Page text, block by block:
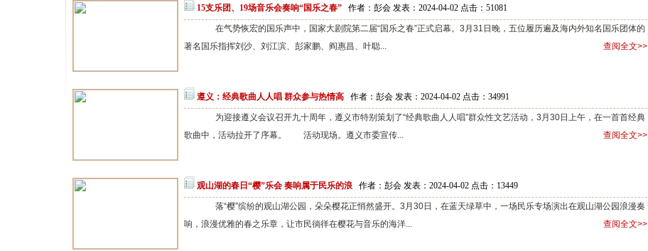
15支乐团、19场音乐会奏响“国乐之春” 作者：彭会 发表：2024-04-02 点击： 51081
在气势恢宏的国乐声中，国家大剧院第二届“国乐之春”正式启幕。3月31日晚，五位履历遍及海内外知名国乐团体的
著名国乐指挥刘沙、刘江滨、彭家鹏、阎惠昌、叶聪...
查阅全文>>
遵义：经典歌曲人人唱 群众参与热情高 作者：彭会 发表：2024-04-02 点击： 34991
为迎接遵义会议召开九十周年，遵义市特别策划了“经典歌曲人人唱”群众性文艺活动，3月30日上午，在一首首经典
歌曲中，活动拉开了序幕。 活动现场。遵义市委宣传...
查阅全文>>
观山湖的春日“樱”乐会 奏响属于民乐的浪 作者：彭会 发表：2024-04-02 点击： 13449
落“樱”缤纷的观山湖公园，朵朵樱花正悄然盛开。3月30日，在蓝天绿草中，一场民乐专场演出在观山湖公园浪漫奏
响，浪漫优雅的春之乐章，让市民徜徉在樱花与音乐的海洋...
查阅全文>>